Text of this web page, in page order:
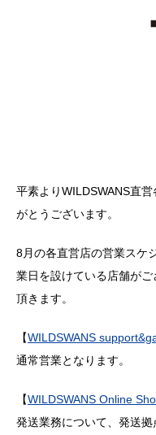
平素よりWILDSWANS直
がとうございます。
8月の各直営店の営業スケ
業日を設けている店舗が
頂きます。
【WILDSWANS
通常営業となります。
【WILDSWANS Online
発送業務について、発送